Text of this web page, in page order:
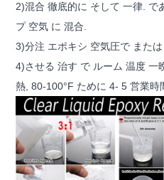
2)混合 徹底的に そして 一律. で
プ 空気 に 混合.
3)分注 エポキシ 空気圧で また
4)させる 治す で ルーム 温度 一
熱, 80-100°F ために 4- 5 営業時